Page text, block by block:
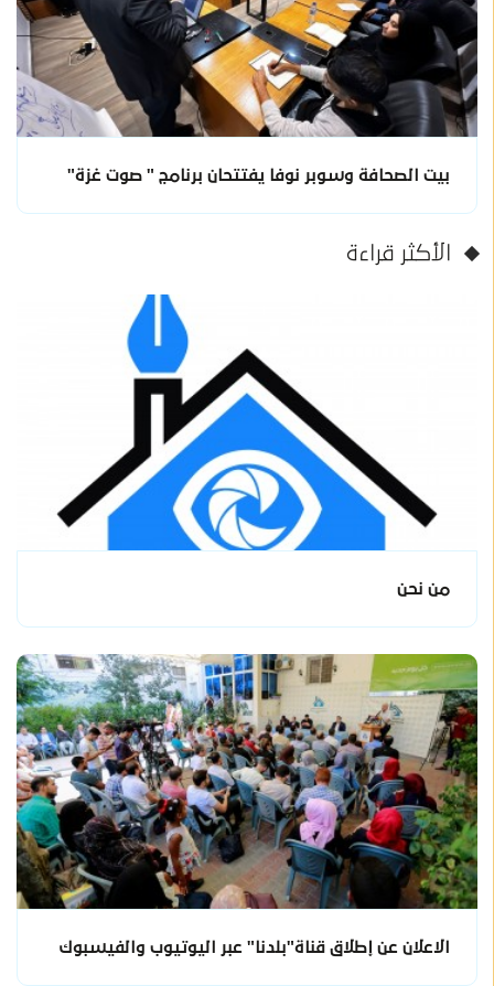
بيت الصحافة وسوبر نوفا يفتتحان برنامج " صوت غزة"
الأكثر قراءة
من نحن
الاعلان عن إطلاق قناة"بلدنا" عبر اليوتيوب والفيسبوك